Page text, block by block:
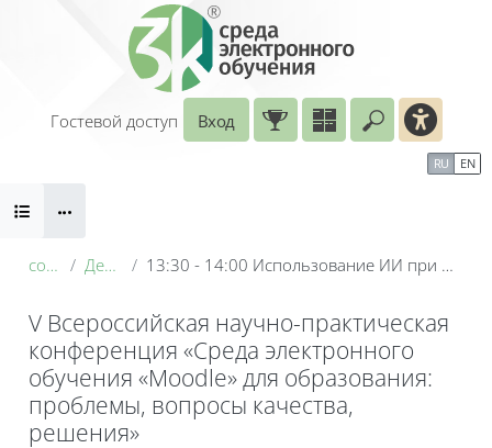
Перейти к основному содержанию
Введите
Гостевой доступ
Вход
RU EN
Блоки
conf_2026 День 1: 19 мая 13:30 - 14:00 Использование ИИ при разработке электронных учебных курсов на платформе Moodle
V Всероссийская научно-практическая
конференция «Среда электронного
обучения «Moodle» для образования:
проблемы, вопросы качества,
решения»